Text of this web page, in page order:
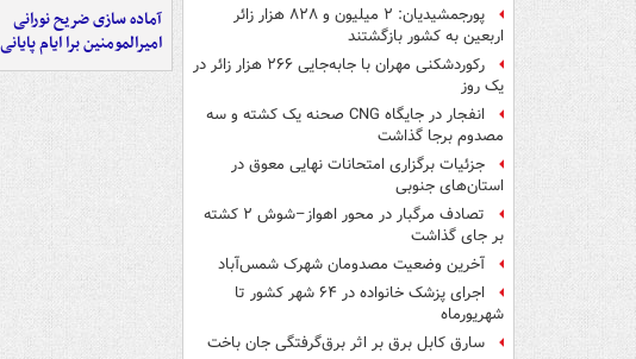
پورجمشیدیان: ۲ میلیون و ۸۲۸ هزار زائر
اربعین به کشور بازگشتند
رکوردشکنی مهران با جابه‌جایی ۲۶۶ هزار زائر در
یک روز
انفجار در جایگاه CNG صحنه یک کشته و سه
مصدوم برجا گذاشت
جزئیات برگزاری امتحانات نهایی معوق در
استان‌های جنوبی
تصادف مرگبار در محور اهواز–شوش ۲ کشته
بر جای گذاشت
آخرین وضعیت مصدومان شهرک شمس‌آباد
اجرای پزشک خانواده در ۶۴ شهر کشور تا
شهریورماه
سارق کابل برق بر اثر برق‌گرفتگی جان باخت
آماده سازی ضریح نورانی
امیرالمومنین برا ایام